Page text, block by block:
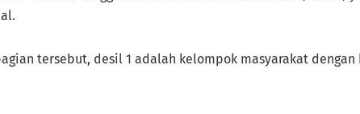
tersebut, desil 1 adalah kelompok masyarakat